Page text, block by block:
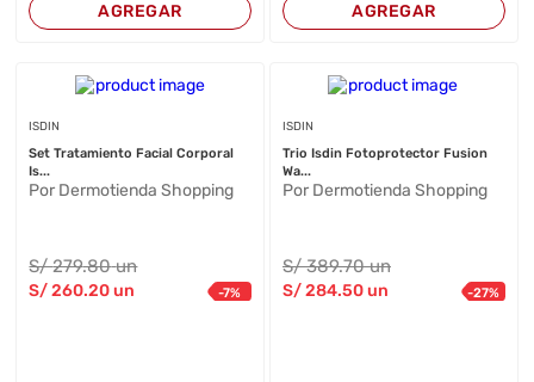
AGREGAR AGREGAR
ISDIN
Set Tratamiento Facial Corporal
Is...
Por Dermotienda Shopping
S/279.80 un
S/260.20 un -7%
ISDIN
Trio Isdin Fotoprotector Fusion
Wa...
Por Dermotienda Shopping
S/389.70 un
S/284.50un -27%